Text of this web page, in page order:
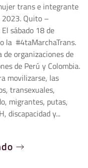
trans e integrante
2023. Quito –
sábado 18 de
la #4taMarchaTrans.
organizaciones de
de Perú y Colombia.
movilizarse, las
transexuales,
migrantes, putas,
discapacidad y...